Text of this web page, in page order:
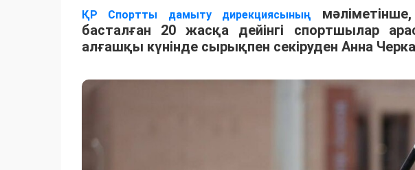
ҚР Спортты дамыту дирекциясының
басталған 20 жасқа дейінгі спортшылар
алғашқы күнінде сырықпен секіруден Анна